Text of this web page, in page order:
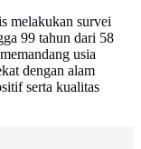
melakukan survei
99 tahun dari 58
usia
dengan alam
serta kualitas